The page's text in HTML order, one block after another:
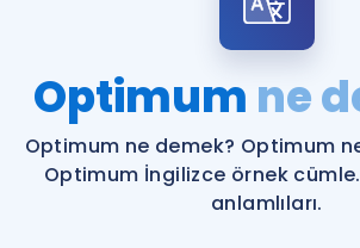
ÜYE DEĞİLİM
Remzi Hoca ile seni sınava hazırlayacak
bekliyor!
Katılımcı Görüşleri
Faydalı Araçlar
Optimum ne
Optimum ne demek? Optimum
Optimum İngilizce örnek
anlamlıları.